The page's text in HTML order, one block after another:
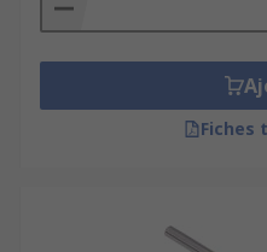
Fiches